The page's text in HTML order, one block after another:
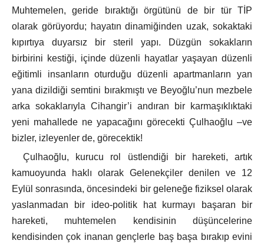
Muhtemelen, geride bıraktığı örgütünü de bir tür TİP
olarak görüyordu; hayatın dinamiğinden uzak, sokaktaki
kıpırtıya duyarsız bir steril yapı. Düzgün sokakların
birbirini kestiği, içinde düzenli hayatlar yaşayan düzenli
eğitimli insanların oturduğu düzenli apartmanların yan
yana dizildiği semtini bırakmıştı ve Beyoğlu’nun mezbele
arka sokaklarıyla Cihangir’i andıran bir karmaşıklıktaki
yeni mahallede ne yapacağını görecekti Çulhaoğlu –ve
bizler, izleyenler de, görecektik!
Çulhaoğlu, kurucu rol üstlendiği bir hareketi, artık
kamuoyunda haklı olarak Gelenekçiler denilen ve 12
Eylül sonrasında, öncesindeki bir geleneğe fiziksel olarak
yaslanmadan bir ideo-politik hat kurmayı başaran bir
hareketi, muhtemelen kendisinin düşüncelerine
kendisinden çok inanan gençlerle baş başa bırakıp evini